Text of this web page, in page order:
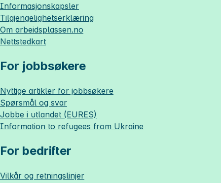
Informasjonskapsler
Tilgjengelighetserklæring
Om arbeidsplassen.no
Nettstedkart
For jobbsøkere
Nyttige artikler for jobbsøkere
Spørsmål og svar
Jobbe i utlandet (EURES)
Information to refugees from Ukraine
For bedrifter
Vilkår og retningslinjer